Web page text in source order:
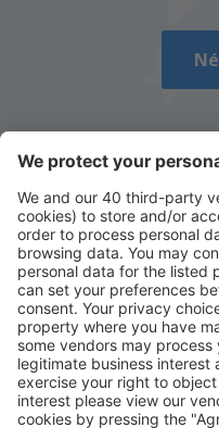
Töltse le az
meg az